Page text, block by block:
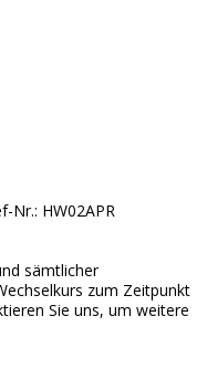
Nr.: HW02APR
sämtlicher
zum Zeitpunkt
Sie uns, um weitere